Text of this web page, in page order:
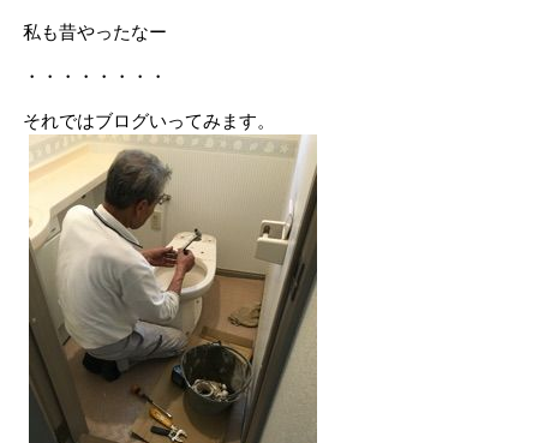
私も昔やったなー
・・・・・・・・
それではブログいってみます。